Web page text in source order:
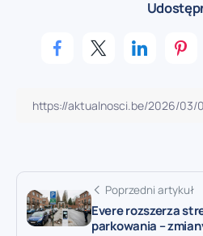
Poprzedni artykuł
Evere rozszerza
parkowania –